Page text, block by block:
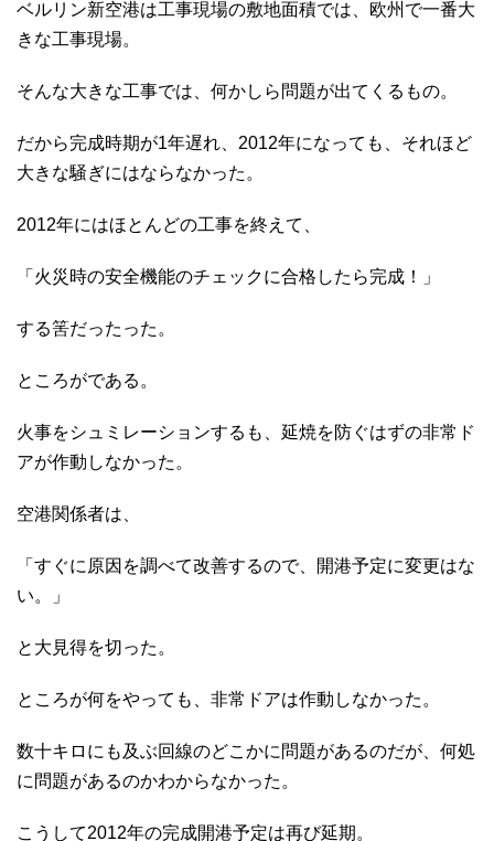
ベルリン新空港は工事現場の敷地面積では、欧州で一番大
きな工事現場。
そんな大きな工事では、何かしら問題が出てくるもの。
だから完成時期が1年遅れ、2012年になっても、それほど
大きな騒ぎにはならなかった。
2012年にはほとんどの工事を終えて、
「火災時の安全機能のチェックに合格したら完成！」
する筈だったった。
ところがである。
火事をシュミレーションするも、延焼を防ぐはずの非常ド
アが作動しなかった。
空港関係者は、
「すぐに原因を調べて改善するので、開港予定に変更はな
い。」
と大見得を切った。
ところが何をやっても、非常ドアは作動しなかった。
数十キロにも及ぶ回線のどこかに問題があるのだが、何処
に問題があるのかわからなかった。
こうして2012年の完成開港予定は再び延期。